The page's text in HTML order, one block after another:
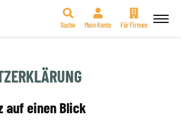
Suche Mein Konto Für Firmen
auf einen Blick